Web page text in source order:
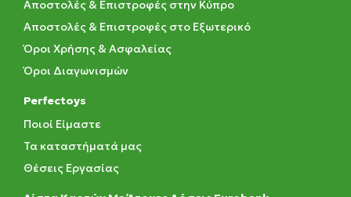
Αποστολές & Επιστροφές στην Κύπρο
Αποστολές & Επιστροφές στο Εξωτερικό
Όροι Χρήσης & Ασφαλείας
Όροι Διαγωνισμών
Perfectoys
Ποιοί Είμαστε
Τα καταστήματά μας
Θέσεις Εργασίας